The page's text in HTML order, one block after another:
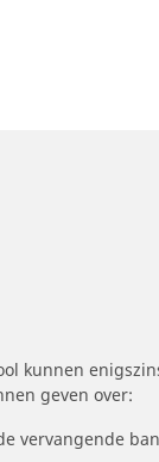
kunnen
geven over:
vervangende